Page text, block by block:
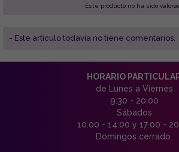
Este producto no ha sido
- Este articulo todavía no tiene comentarios.
HORARIO
de Lunes a Viernes
9:30 - 20:00
Sábados
10:00 - 14:00 y 17:00 -
Domingos cerrado.